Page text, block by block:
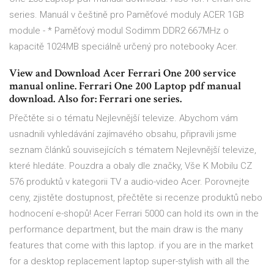
series. Manuál v češtině pro Paměťové moduly ACER 1GB
module - * Paměťový modul Sodimm DDR2 667MHz o
kapacitě 1024MB speciálně určený pro notebooky Acer.
View and Download Acer Ferrari One 200 service
manual online. Ferrari One 200 Laptop pdf manual
download. Also for: Ferrari one series.
Přečtěte si o tématu Nejlevnější televize. Abychom vám
usnadnili vyhledávání zajímavého obsahu, připravili jsme
seznam článků souvisejících s tématem Nejlevnější televize,
které hledáte. Pouzdra a obaly dle značky, Vše K Mobilu CZ
576 produktů v kategorii TV a audio-video Acer. Porovnejte
ceny, zjistěte dostupnost, přečtěte si recenze produktů nebo
hodnocení e-shopů! Acer Ferrari 5000 can hold its own in the
performance department, but the main draw is the many
features that come with this laptop. if you are in the market
for a desktop replacement laptop super-stylish with all the